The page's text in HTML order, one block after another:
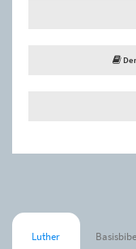
Luther